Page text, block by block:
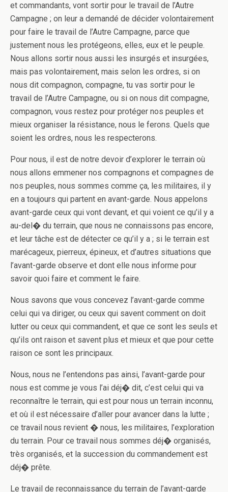
et commandants, vont sortir pour le travail de l’Autre
Campagne ; o­n leur a demandé de décider volontairement
pour faire le travail de l’Autre Campagne, parce que
justement nous les protégeons, elles, eux et le peuple.
Nous allons sortir nous aussi les insurgés et insurgées,
mais pas volontairement, mais selon les ordres, si o­n
nous dit compagnon, compagne, tu vas sortir pour le
travail de l’Autre Campagne, ou si o­n nous dit compagne,
compagnon, vous restez pour protéger nos peuples et
mieux organiser la résistance, nous le ferons. Quels que
soient les ordres, nous les respecterons.
Pour nous, il est de notre devoir d’explorer le terrain où
nous allons emmener nos compagnons et compagnes de
nos peuples, nous sommes comme ça, les militaires, il y
en a toujours qui partent en avant-garde. Nous appelons
avant-garde ceux qui vont devant, et qui voient ce qu’il y a
au-del� du terrain, que nous ne connaissons pas encore,
et leur tâche est de détecter ce qu’il y a ; si le terrain est
marécageux, pierreux, épineux, et d’autres situations que
l’avant-garde observe et dont elle nous informe pour
savoir quoi faire et comment le faire.
Nous savons que vous concevez l’avant-garde comme
celui qui va diriger, ou ceux qui savent comment o­n doit
lutter ou ceux qui commandent, et que ce sont les seuls et
qu’ils o­nt raison et savent plus et mieux et que pour cette
raison ce sont les principaux.
Nous, nous ne l’entendons pas ainsi, l’avant-garde pour
nous est comme je vous l’ai déj� dit, c’est celui qui va
reconnaître le terrain, qui est pour nous un terrain inconnu,
et où il est nécessaire d’aller pour avancer dans la lutte ;
ce travail nous revient � nous, les militaires, l’exploration
du terrain. Pour ce travail nous sommes déj� organisés,
très organisés, et la succession du commandement est
déj� prête.
Le travail de reconnaissance du terrain de l’avant-garde